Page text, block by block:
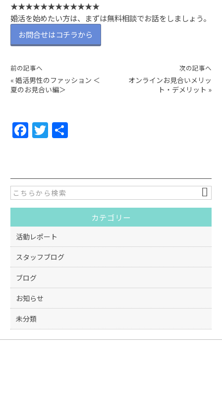
★★★★★★★★★★★★
婚活を始めたい方は、まずは無料相談でお話をしましょう。
お問合せはコチラから
前の記事へ
« 婚活男性のファッション ＜
夏のお見合い編＞
次の記事へ
オンラインお見合いメリッ
ト・デメリット »
F
a
e
b
o
o
k
T
w
er
カテゴリー
活動レポート
スタッフブログ
ブログ
お知らせ
未分類